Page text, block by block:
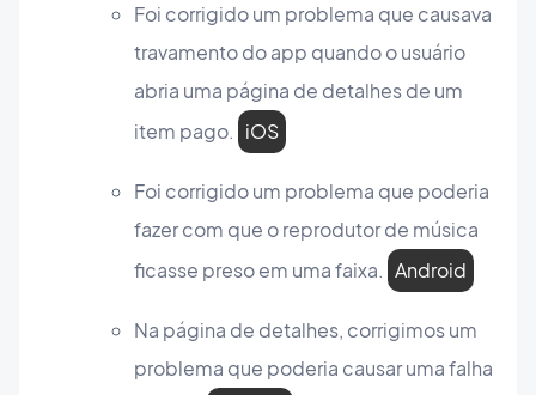
Foi corrigido um problema que causava
travamento do app quando o usuário
abria uma página de detalhes de um
item pago. iOS
Foi corrigido um problema que poderia
fazer com que o reprodutor de música
ficasse preso em uma faixa. Android
Na página de detalhes, corrigimos um
problema que poderia causar uma falha